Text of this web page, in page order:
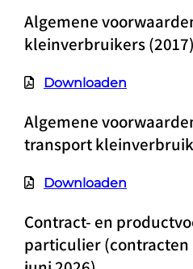
Algemene
kleinverbruikers (2017)
Downloaden
Algemene
transport
Downloaden
Contract- en
particulier (contracten